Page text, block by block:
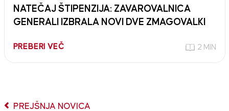
NATEČAJ ŠTIPENZIJA: ZAVAROVALNICA
GENERALI IZBRALA NOVI DVE ZMAGOVALKI
PREBERI VEČ 2 MIN
PREJŠNJA NOVICA